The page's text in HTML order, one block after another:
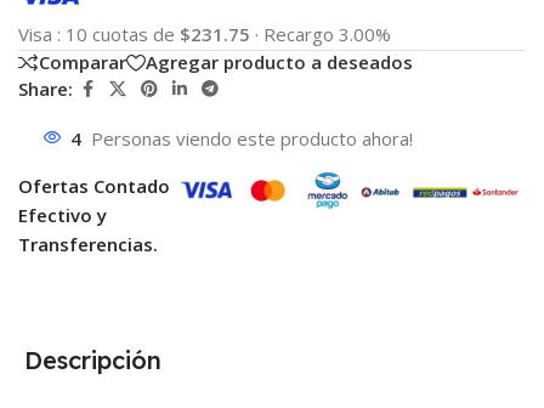
Visa : 10 cuotas de $231.75 · Recargo 3.00%
Comparar
Agregar producto a deseados
Share:
4 Personas viendo este producto ahora!
Ofertas Contado
Efectivo y
Transferencias.
Descripción